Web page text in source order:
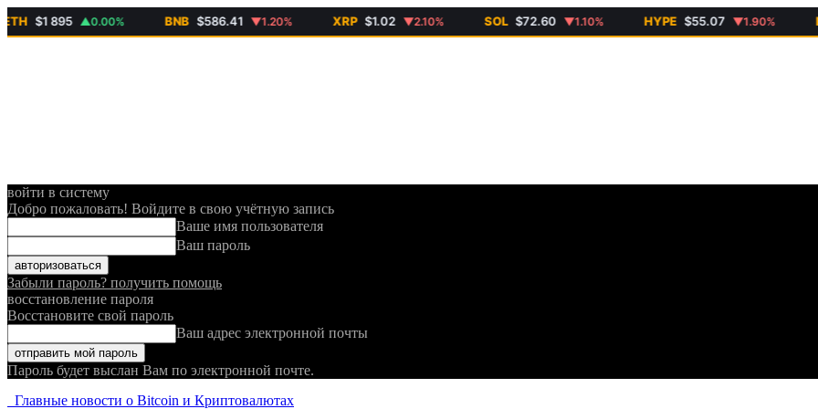
$1 895 ▲0.00% BNB $586.41 ▼1.20% XRP $1.02 ▼2.10% SOL $72.60 ▼1.10% HYPE $55.07 ▼1.90%
войти в систему
Добро пожаловать! Войдите в свою учётную запись
Ваше имя пользователя
Ваш пароль
Забыли пароль? получить помощь
восстановление пароля
Восстановите свой пароль
Ваш адрес электронной почты
Пароль будет выслан Вам по электронной почте.
Главные новости о Bitcoin и Криптовалютах